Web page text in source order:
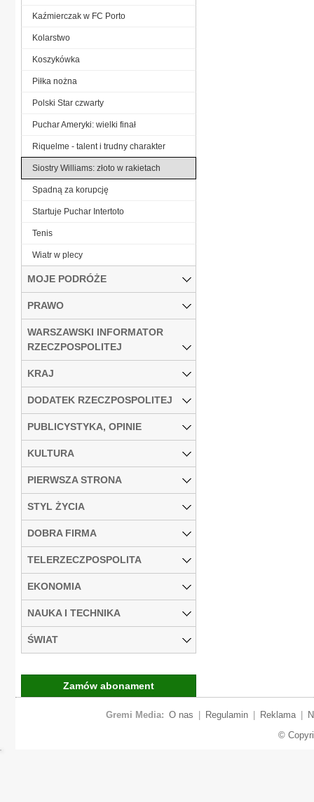
Kaźmierczak w FC Porto
Kolarstwo
Koszykówka
Piłka nożna
Polski Star czwarty
Puchar Ameryki: wielki finał
Riquelme - talent i trudny charakter
Siostry Williams: złoto w rakietach
Spadną za korupcję
Startuje Puchar Intertoto
Tenis
Wiatr w plecy
MOJE PODRÓŻE
PRAWO
WARSZAWSKI INFORMATOR
RZECZPOSPOLITEJ
KRAJ
DODATEK RZECZPOSPOLITEJ
PUBLICYSTYKA, OPINIE
KULTURA
PIERWSZA STRONA
STYL ŻYCIA
DOBRA FIRMA
TELERZECZPOSPOLITA
EKONOMIA
NAUKA I TECHNIKA
ŚWIAT
Zamów abonament
Gremi Media: O nas Regulamin Reklama
©